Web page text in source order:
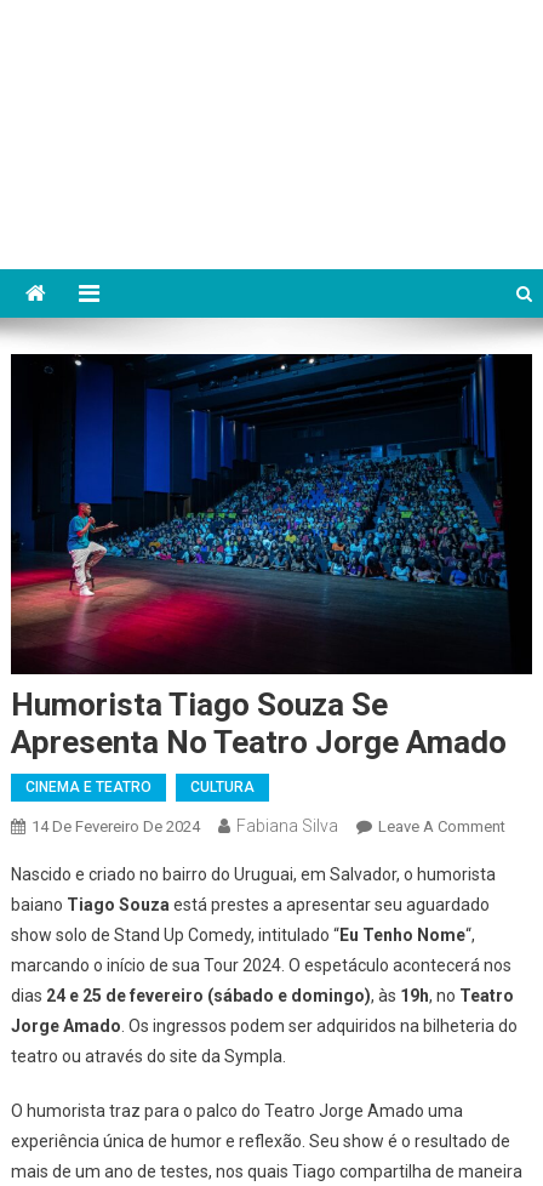
Humorista Tiago Souza Se
Apresenta No Teatro Jorge Amado
CINEMA E TEATRO CULTURA
14 De Fevereiro De 2024 Fabiana Silva Leave A CommentOn
No
Nascido e criado no bairro do Uruguai, em Salvador, o humorista
baiano Tiago Souzaestá prestes a apresentar seu aguardado
show solo de Stand Up Comedy, intitulado “Eu Tenho Nome“,
marcando o início de sua Tour 2024. O espetáculo acontecerá nos
dias 24 e 25 de fevereiro (sábado e domingo), às 19h, no Teatro
Jorge Amado. Os ingressos podem ser adquiridos na bilheteria do
teatro ou através do site da Sympla.
O humorista traz para o palco do Teatro Jorge Amado uma
experiência única de humor e reflexão. Seu show é o resultado de
mais de um ano de testes, nos quais Tiago compartilha de maneira